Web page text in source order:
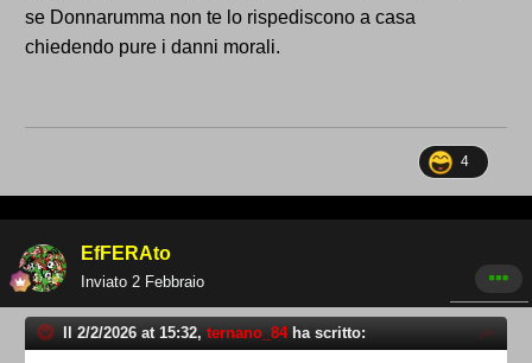
se Donnarumma non te lo rispediscono a casa
chiedendo pure i danni morali.
4
EfFERAto
Inviato 2 Febbraio
Il 2/2/2026 at 15:32, ternano_84ha scritto: